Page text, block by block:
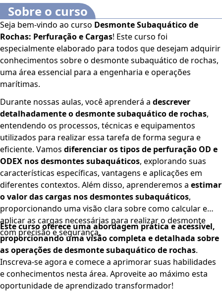
Sobre o curso
Seja bem-vindo ao curso Desmonte Subaquático de
Rochas: Perfuração e Cargas! Este curso foi
especialmente elaborado para todos que desejam adquirir
conhecimentos sobre o desmonte subaquático de rochas,
uma área essencial para a engenharia e operações
marítimas.
Durante nossas aulas, você aprenderá a descrever
detalhadamente o desmonte subaquático de rochas,
entendendo os processos, técnicas e equipamentos
utilizados para realizar essa tarefa de forma segura e
eficiente. Vamos diferenciar os tipos de perfuração OD e
ODEX nos desmontes subaquáticos, explorando suas
características específicas, vantagens e aplicações em
diferentes contextos. Além disso, aprenderemos a estimar
o valor das cargas nos desmontes subaquáticos,
proporcionando uma visão clara sobre como calcular e
aplicar as cargas necessárias para realizar o desmonte
com precisão e segurança.
Este curso oferece uma abordagem prática e acessível,
proporcionando uma visão completa e detalhada sobre
as operações de desmonte subaquático de rochas.
Inscreva-se agora e comece a aprimorar suas habilidades
e conhecimentos nesta área. Aproveite ao máximo esta
oportunidade de aprendizado transformador!